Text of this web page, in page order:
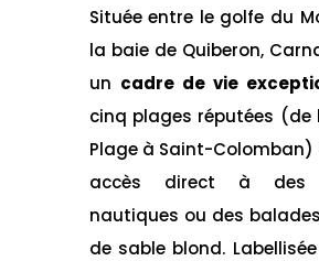
Située entre le golfe du
la baie de Quiberon,
un cadre de vie
cinq plages réputées (de
Plage à Saint-
accès direct à des
nautiques ou des
de sable blond.